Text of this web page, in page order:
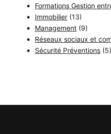
Formations Gestion
Immobilier (13)
Management (9)
Réseaux sociaux et
Sécurité Préventions (5)